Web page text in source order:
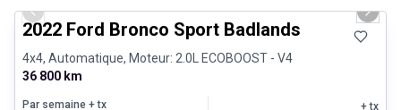
Previous slide Next
2022 Ford Bronco Sport Badlands
4x4, Automatique, Moteur: 2.0L ECOBOOST - V4
36 800 km
Par semaine + tx + tx